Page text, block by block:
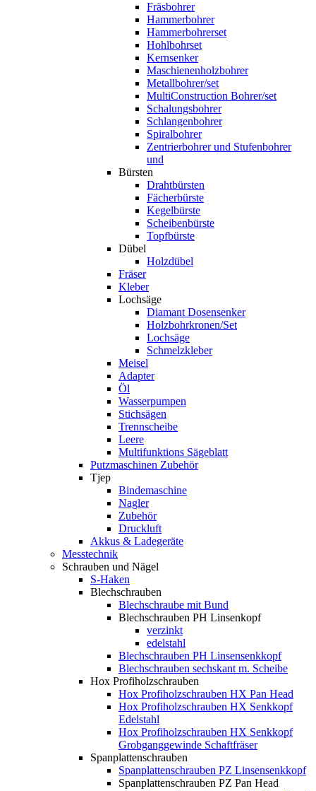
Fräsbohrer
Hammerbohrer
Hammerbohrerset
Hohlbohrset
Kernsenker
Maschienenholzbohrer
Metallbohrer/set
MultiConstruction Bohrer/set
Schalungsbohrer
Schlangenbohrer
Spiralbohrer
Zentrierbohrer und Stufenbohrer
und
Bürsten
Drahtbürsten
Fächerbürste
Kegelbürste
Scheibenbürste
Topfbürste
Dübel
Holzdübel
Fräser
Kleber
Lochsäge
Diamant Dosensenker
Holzbohrkronen/Set
Lochsäge
Schmelzkleber
Meisel
Adapter
Öl
Wasserpumpen
Stichsägen
Trennscheibe
Leere
Multifunktions Sägeblatt
Putzmaschinen Zubehör
Tjep
Bindemaschine
Nagler
Zubehör
Druckluft
Akkus & Ladegeräte
Messtechnik
Schrauben und Nägel
S-Haken
Blechschrauben
Blechschraube mit Bund
Blechschrauben PH Linsenkopf
verzinkt
edelstahl
Blechschrauben PH Linsensenkkopf
Blechschrauben sechskant m. Scheibe
Hox Profiholzschrauben
Hox Profiholzschrauben HX Pan Head
Hox Profiholzschrauben HX Senkkopf
Edelstahl
Hox Profiholzschrauben HX Senkkopf
Grobganggewinde Schaftfräser
Spanplattenschrauben
Spanplattenschrauben PZ Linsensenkkopf
Spanplattenschrauben PZ Pan Head